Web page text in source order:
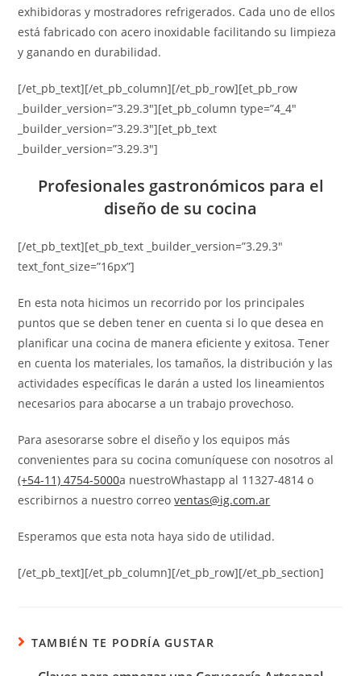
exhibidoras y mostradores refrigerados. Cada uno de ellos
está fabricado con acero inoxidable facilitando su limpieza
y ganando en durabilidad.
[/et_pb_text][/et_pb_column][/et_pb_row][et_pb_row
_builder_version=”3.29.3″][et_pb_column type=”4_4″
_builder_version=”3.29.3″][et_pb_text
_builder_version=”3.29.3″]
Profesionales gastronómicos para el
diseño de su cocina
[/et_pb_text][et_pb_text _builder_version=”3.29.3″
text_font_size=”16px”]
En esta nota hicimos un recorrido por los principales
puntos que se deben tener en cuenta si lo que desea en
planificar una cocina de manera eficiente y exitosa. Tener
en cuenta los materiales, los tamaños, la distribución y las
actividades específicas le darán a usted los lineamientos
necesarios para abocarse a un trabajo provechoso.
Para asesorarse sobre el diseño y los equipos más
convenientes para su cocina comuníquese con nosotros al
(+54-11) 4754-5000a nuestroWhastapp al 11327-4814 o
escribirnos a nuestro correoventas@ig.com.ar
Esperamos que esta nota haya sido de utilidad.
[/et_pb_text][/et_pb_column][/et_pb_row][/et_pb_section]
TAMBIÉN TE PODRÍA GUSTAR